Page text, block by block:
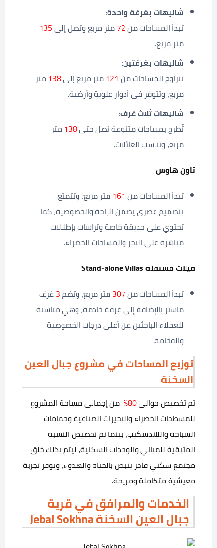
شاليهات بغرفة واحدة:
تبدأ المساحات من72متر مربع وتصل إلى135
متر مربع.
شاليهات بغرفتين:
تتراوح المساحات من 121 متر مربع إلى138 متر
مربع، وتتوفر في أدوار علوية وأرضية.
شاليهات ثلاث غرف:
تُطرح بمساحات متنوعة تصل حتى138 متر
مربع، وتناسب العائلات.
تاون هاوس
تبدأ المساحات من 161 متر مربع، وتتمتع
بتصميم عصري يضمن الراحة والخصوصية، كما
تحتوي على حديقة خاصة وتراسات بإطلالات
مباشرة على البحر والمساحات الخضراء.
فيلات مستقلة
تبدأ المساحات من307متر مربع، وتضم3غرف
ماستر بالإضافة إلى غرفة خادمة، وهي مناسبة
للعملاء الباحثين عن أعلى درجات الخصوصية
والفخامة.
توزيع المساحات في مشروع جبال العين
السخنة
تم تخصيص حوالي80% من إجمالي مساحة المشروع
للمسطحات الخضراء والبحيرات الصناعية وحمامات
السباحة واللاندسكيب، بينما تم تخصيص النسبة
المتبقية للمباني والوحدات السكنية، ليتم بذلك خلق
مجتمع سكني فاخر ينبض بالحياة والهدوء، ويوفر تجربة
معيشية متكاملة ومريحة.
الخدمات والمرافق في قرية
جبال العين السخنة Jebal Sokhna